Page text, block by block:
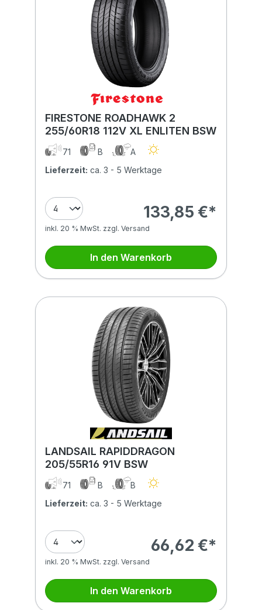
FIRESTONE ROADHAWK 2
255/60R18 112V XL ENLITEN BSW
71 B
A
Lieferzeit: ca. 3 - 5 Werktage
133,85 €*
inkl. 20 % MwSt. zzgl. Versand
In den Warenkorb
LANDSAIL RAPIDDRAGON
205/55R16 91V BSW
71 B
B
Lieferzeit: ca. 3 - 5 Werktage
66,62 €*
inkl. 20 % MwSt. zzgl. Versand
In den Warenkorb